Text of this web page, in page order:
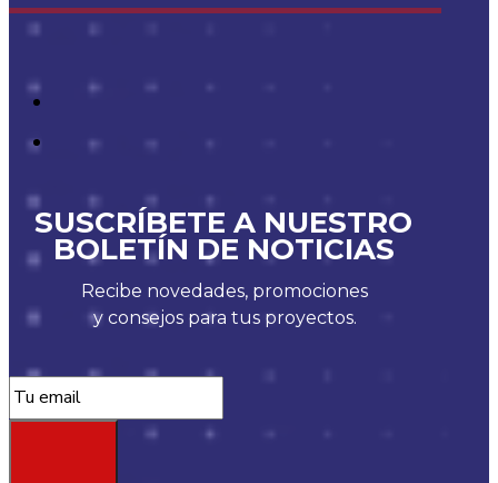
SUSCRÍBETE A NUESTRO
BOLETÍN DE NOTICIAS
Recibe novedades, promociones
y consejos para tus proyectos.